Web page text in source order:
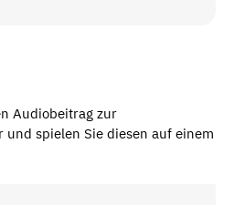
Audiobeitrag zur
spielen Sie diesen auf einem